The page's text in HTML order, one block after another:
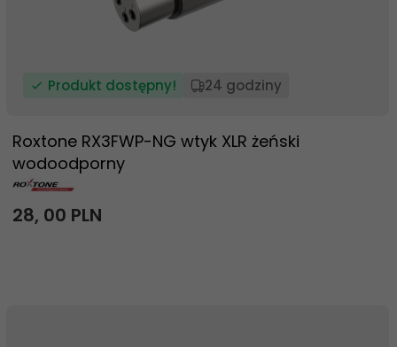
Produkt dostępny! 24 godziny
Roxtone RX3FWP-NG wtyk XLR żeński
wodoodporny
28, 00 PLN